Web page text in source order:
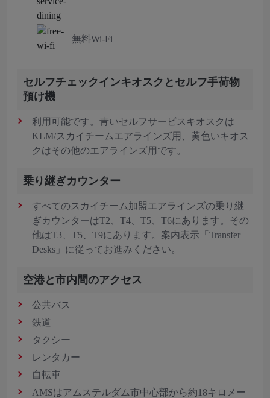
無料Wi-Fi
セルフチェックインキオスクとセルフ手荷物
預け機
利用可能です。青いセルフサービスキオスクは
KLM/スカイチームエアラインズ用、黄色いキオス
クはその他のエアラインズ用です。
乗り継ぎカウンター
すべてのスカイチーム加盟エアラインズの乗り継
ぎカウンターはT2、T4、T5、T6にあります。その
他はT3、T5、T9にあります。案内表示「Transfer
Desks」に従ってお進みください。
空港と市内間のアクセス
公共バス
鉄道
タクシー
レンタカー
自転車
AMSはアムステルダム市中心部から約18キロメー